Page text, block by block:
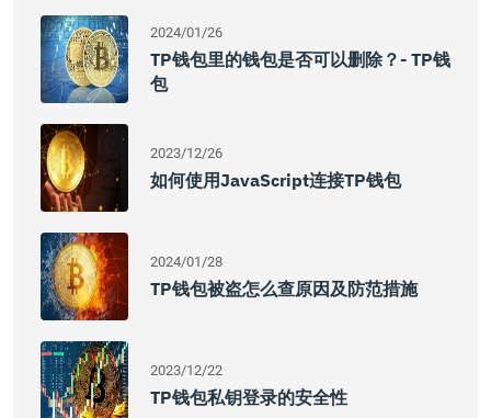
2024/01/26
TP钱包里的钱包是否可以删除？- TP钱
包
2023/12/26
如何使用JavaScript连接TP钱包
2024/01/28
TP钱包被盗怎么查原因及防范措施
2023/12/22
TP钱包私钥登录的安全性